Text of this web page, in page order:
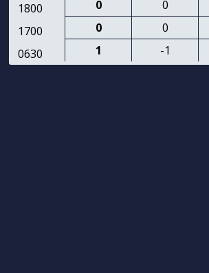
1800
1700
0630
0 0
0
0
1
-1